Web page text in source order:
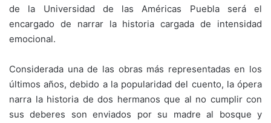
de la Universidad de las Américas Puebla será el
encargado de narrar la historia cargada de intensidad
emocional.
Considerada una de las obras más representadas en los
últimos años, debido a la popularidad del cuento, la ópera
narra la historia de dos hermanos que al no cumplir con
sus deberes son enviados por su madre al bosque y